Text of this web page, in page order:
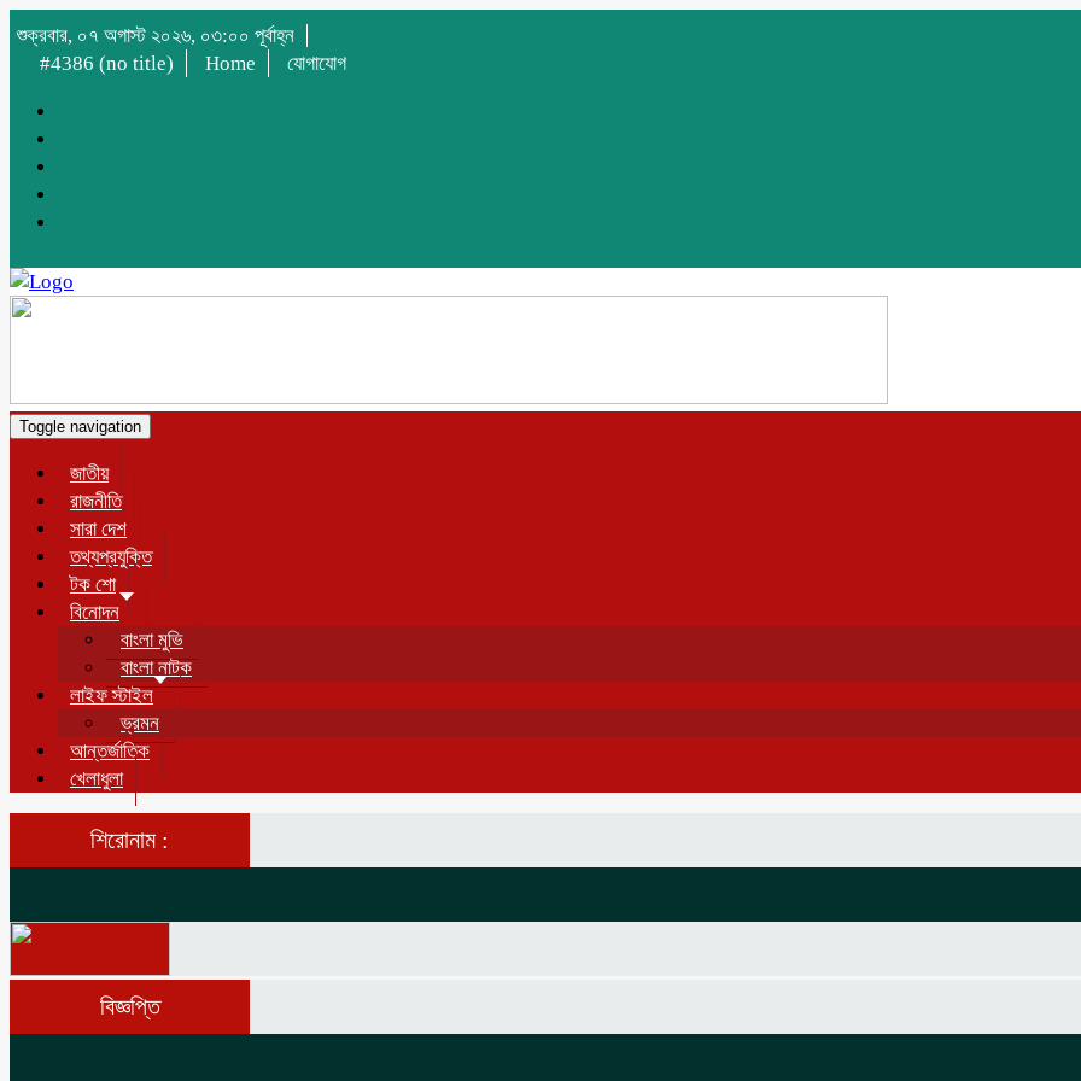
শুক্রবার, ০৭ অগাস্ট ২০২৬, ০৩:০০ পূর্বাহ্ন
#4386 (no title)
Home যোগাযোগ
Toggle navigation
জাতীয়
রাজনীতি
সারা দেশ
তথ্যপ্রযুক্তি
টক শো
বিনোদন
বাংলা মুভি
বাংলা নাটক
লাইফ স্টাইল
ভ্রমন
আন্তর্জাতিক
খেলাধুলা
শিরোনাম :
বিজ্ঞপ্তি